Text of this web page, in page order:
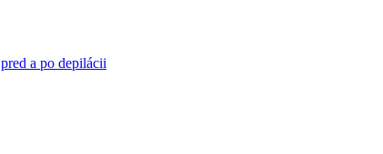
pred a po depilácii